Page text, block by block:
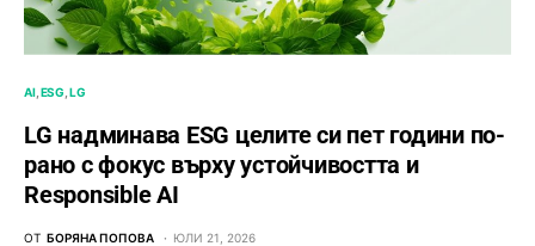
AI ESG LG
LG надминава ESG целите си пет години по-
рано с фокус върху устойчивостта и
Responsible AI
ОТ БОРЯНА ПОПОВА ЮЛИ 21, 2026